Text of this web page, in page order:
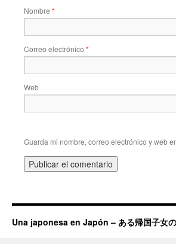
Nombre *
Correo electrónico *
Web
Guarda mi nombre, correo electrónico y web
Una japonesa en Japón – ある帰国子女